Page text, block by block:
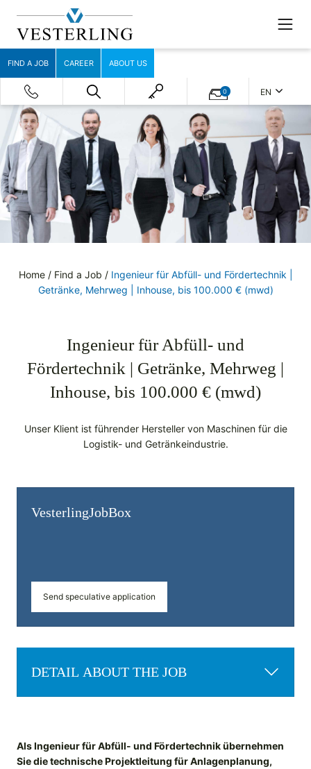
FIND A JOB CAREER ABOUT US
0 EN
Home/ Find a Job / Ingenieur für Abfüll- und Fördertechnik |
Getränke, Mehrweg | Inhouse, bis 100.000 € (mwd)
Ingenieur für Abfüll- und
Fördertechnik | Getränke, Mehrweg |
Inhouse, bis 100.000 € (mwd)
Unser Klient ist führender Hersteller von Maschinen für die
Logistik- und Getränkeindustrie.
Vesterling­JobBox
Send speculative application
DETAIL ABOUT THE JOB
Als Ingenieur für Abfüll- und Fördertechnik übernehmen
Sie die technische Projektleitung für Anlagenplanung,